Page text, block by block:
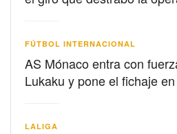
FÚTBOL INTERNACIONAL
AS Mónaco entra con
Lukaku y pone el fichaje
LALIGA